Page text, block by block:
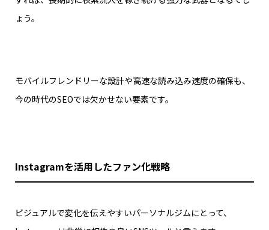
ょう。
モバイルフレンドリーな設計や高速な読み込み速度の確保も、
今の時代のSEOでは欠かせない要素です。
Instagramを活用したファン化戦略
ビジュアルで変化を伝えやすいパーソナルジムにとって、